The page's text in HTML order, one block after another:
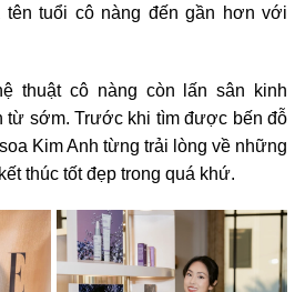
tên tuổi cô nàng đến gần hơn với
thuật cô nàng còn lấn sân kinh
từ sớm. Trước khi tìm được bến đỗ
Kim Anh từng trải lòng về những
thúc tốt đẹp trong quá khứ.